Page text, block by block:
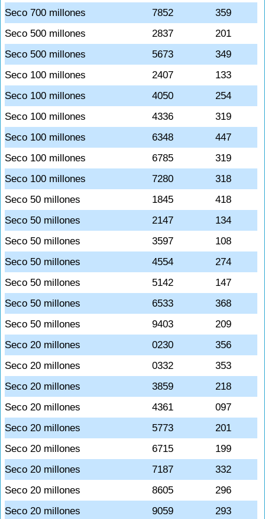
Seco 700 millones
7852
359
Seco 500 millones
2837
201
Seco 500 millones
5673
349
Seco 100 millones
2407
133
Seco 100 millones
4050
254
Seco 100 millones
4336
319
Seco 100 millones
6348
447
Seco 100 millones
6785
319
Seco 100 millones
7280
318
Seco 50 millones
1845
418
Seco 50 millones
2147
134
Seco 50 millones
3597
108
Seco 50 millones
4554
274
Seco 50 millones
5142
147
Seco 50 millones
6533
368
Seco 50 millones
9403
209
Seco 20 millones
0230
356
Seco 20 millones
0332
353
Seco 20 millones
3859
218
Seco 20 millones
4361
097
Seco 20 millones
5773
201
Seco 20 millones
6715
199
Seco 20 millones
7187
332
Seco 20 millones
8605
296
Seco 20 millones
9059
293